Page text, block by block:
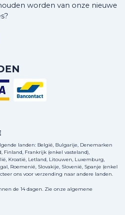
worden van onze nieuwe
landen: België, Bulgarije, Denemarken
Finland, Frankrijk (enkel vasteland),
Kroatië, Letland, Litouwen, Luxemburg,
Roemenië, Slovakije, Slovenië, Spanje (enkel
ons voor verzending naar andere landen.
de 14 dagen. Zie onze algemene